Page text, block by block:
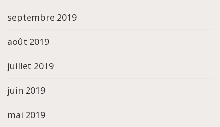
septembre 2019
août 2019
juillet 2019
juin 2019
mai 2019